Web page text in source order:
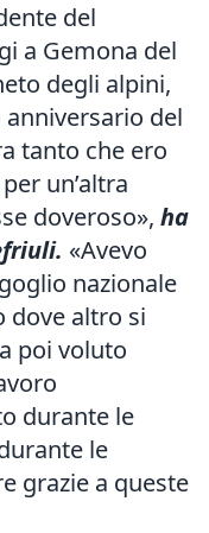
del
a Gemona del
degli alpini,
anniversario del
tanto che ero
un’altra
doveroso», ha
«Avevo
nazionale
dove altro si
poi voluto
durante le
le
grazie a queste